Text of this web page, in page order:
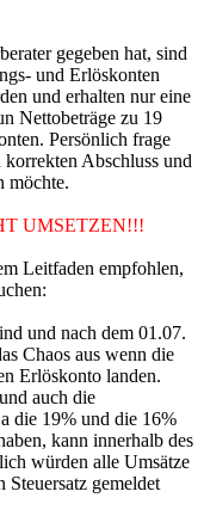
gegeben hat, sind
und Erlöskonten
und erhalten nur eine
Nettobeträge zu 19
Persönlich frage
Abschluss und
möchte.
UMSETZEN!!!
Leitfaden empfohlen,
und nach dem 01.07.
Chaos aus wenn die
Erlöskonto landen.
auch die
die 19% und die 16%
kann innerhalb des
würden alle Umsätze
Steuersatz gemeldet